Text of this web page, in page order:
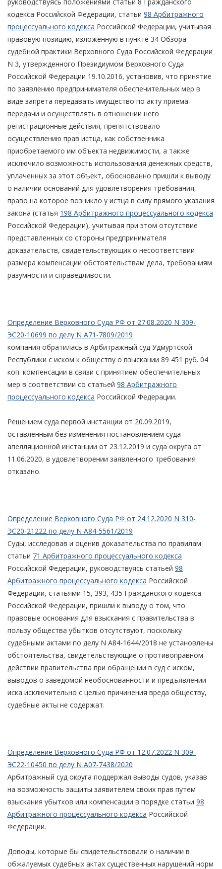
кодекса Российской Федерации, статьи 98 Арбитражного
процессуального кодекса Российской Федерации, учитывая
правовую позицию, изложенную в пункте 34 Обзора
судебной практики Верховного Суда Российской Федерации
N 3, утвержденного Президиумом Верховного Суда
Российской Федерации 19.10.2016, установив, что принятие
по заявлению предпринимателя обеспечительных мер в
виде запрета передавать имущество по акту приема-
передачи и осуществлять в отношении него
регистрационные действия, препятствовало
осуществлению прав истца, как собственника
приобретаемого им объекта недвижимости, а также
исключило возможность использования денежных средств,
уплаченных за этот объект, обоснованно пришли к выводу
о наличии оснований для удовлетворения требования,
право на которое возникло у истца в силу прямого указания
закона (статья 198 Арбитражного процессуального кодекса
Российской Федерации), учитывая при этом отсутствие
представленных со стороны предпринимателя
доказательств, свидетельствующих о несоответствии
размера компенсации обстоятельствам дела, требованиям
разумности и справедливости.
Определение Верховного Суда РФ от 27.08.2020 N 309-
ЭС20-10699 по делу N А71-7809/2019
компания обратилась в Арбитражный суд Удмуртской
Республики с иском к обществу о взыскании 89 451 руб. 04
коп. компенсации в связи с принятием обеспечительных
мер в соответствии со статьей 98 Арбитражного
процессуального кодекса Российской Федерации.
Решением суда первой инстанции от 20.09.2019,
оставленным без изменения постановлением суда
апелляционной инстанции от 23.12.2019 и суда округа от
11.06.2020, в удовлетворении заявленного требования
отказано.
Определение Верховного Суда РФ от 24.12.2020 N 310-
ЭС20-21222 по делу N А84-5561/2019
Суды, исследовав и оценив доказательства по правилам
статьи 71 Арбитражного процессуального кодекса
Российской Федерации, руководствуясь статьей 98
Арбитражного процессуального кодекса Российской
Федерации, статьями 15, 393, 435 Гражданского кодекса
Российской Федерации, пришли к выводу о том, что
правовые основания для взыскания с правительства в
пользу общества убытков отсутствуют, поскольку
судебными актами по делу N А84-1644/2018 не установлены
обстоятельства, свидетельствующие о противоправном
действии правительства при обращении в суд с иском,
выводов о заведомой необоснованности и предъявлении
иска исключительно с целью причинения вреда обществу,
судебные акты не содержат.
Определение Верховного Суда РФ от 12.07.2022 N 309-
ЭС22-10450 по делу N А07-7438/2020
Арбитражный суд округа поддержал выводы судов, указав
на возможность защиты заявителем своих прав путем
взыскания убытков или компенсации в порядке статьи 98
Арбитражного процессуального кодекса Российской
Федерации.
Доводы, которые бы свидетельствовали о наличии в
обжалуемых судебных актах существенных нарушений норм